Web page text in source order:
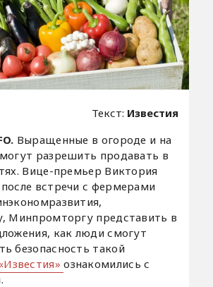
Текст: Известия
Выращенные в огороде и на
разрешить продавать в
Вице-премьер Виктория
встречи с фермерами
Минпромторгу представить в
как люди смогут
безопасность такой
ознакомились с